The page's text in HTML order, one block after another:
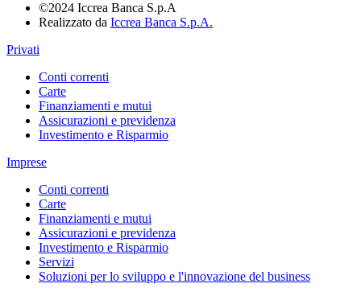
©2024 Iccrea Banca S.p.A
Realizzato da Iccrea Banca S.p.A.
Privati
Conti correnti
Carte
Finanziamenti e mutui
Assicurazioni e previdenza
Investimento e Risparmio
Imprese
Conti correnti
Carte
Finanziamenti e mutui
Assicurazioni e previdenza
Investimento e Risparmio
Servizi
Soluzioni per lo sviluppo e l'innovazione del business